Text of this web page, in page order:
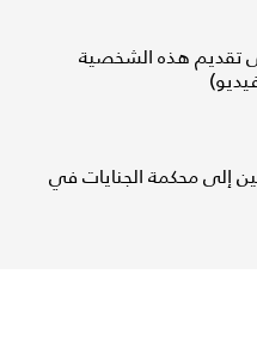
تقديم هذه الشخصية
إلى محكمة الجنايات في